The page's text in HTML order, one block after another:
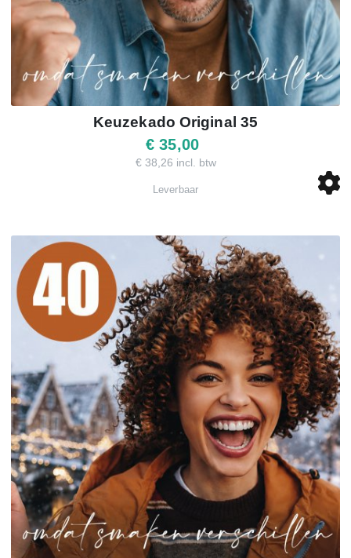
Keuzekado Original 35
€ 35,00
€ 38,26 incl. btw
Leverbaar